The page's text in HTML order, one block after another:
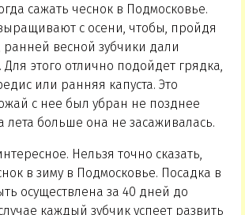
сажать чеснок в Подмосковье.
с осени, чтобы, пройдя
весной зубчики дали
этого отлично подойдет грядка,
или ранняя капуста. Это
с нее был убран не позднее
лета больше она не засаживалась.
Нельзя точно сказать,
в зиму в Подмосковье. Посадка в
осуществлена за 40 дней до
каждый зубчик успеет развить